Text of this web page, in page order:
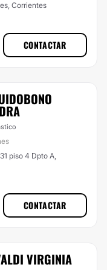
Corrientes
CONTACTAR
piso 4 Dpto A,
CONTACTAR
VIRGINIA